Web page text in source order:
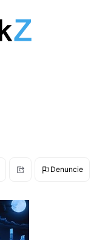
Denuncie